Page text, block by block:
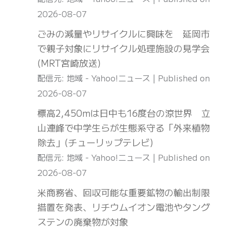
2026-08-07
ごみの減量やリサイクルに興味を 延岡市
で親子対象にリサイクル処理施設の見学会
(MRT宮崎放送)
配信元: 地域 - Yahoo!ニュース
Published on
2026-08-07
標高2,450mは日中も16度台の涼世界 立
山連峰で中学生らが生態系守る「外来植物
除去」(チューリップテレビ)
配信元: 地域 - Yahoo!ニュース
Published on
2026-08-07
米商務省、回収可能な重要鉱物の輸出制限
措置を発表、リチウムイオン電池やタング
ステンの廃棄物が対象